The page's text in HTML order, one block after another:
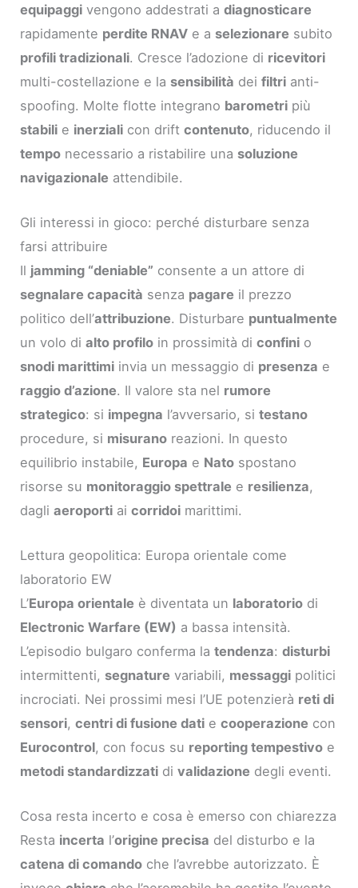
equipaggi vengono addestrati adiagnosticare
rapidamente perdite RNAV e a selezionare subito
profili tradizionali. Cresce l’adozione di ricevitori
multi-costellazione e la sensibilità deifiltri anti-
spoofing. Molte flotte integrano barometri più
stabili e inerziali con driftcontenuto, riducendo il
tempo necessario a ristabilire una soluzione
navigazionale attendibile.
Gli interessi in gioco: perché disturbare senza
farsi attribuire
Il jamming “deniable” consente a un attore di
segnalare capacità senza pagare il prezzo
politico dell’attribuzione. Disturbare puntualmente
un volo dialto profilo in prossimità diconfini o
snodi marittimi invia un messaggio di presenza e
raggio d’azione. Il valore sta nel rumore
strategico: si impegna l’avversario, sitestano
procedure, si misurano reazioni. In questo
equilibrio instabile, Europa e Nato spostano
risorse su monitoraggio spettrale e resilienza,
dagliaeroporti aicorridoi marittimi.
Lettura geopolitica: Europa orientale come
laboratorio EW
L’Europa orientale è diventata un laboratorio di
Electronic Warfare (EW) a bassa intensità.
L’episodio bulgaro conferma latendenza:disturbi
intermittenti, segnature variabili, messaggi politici
incrociati. Nei prossimi mesi l’UE potenzierà reti di
sensori,centri di fusione dati ecooperazione con
Eurocontrol, con focus su reporting tempestivo e
metodi standardizzati divalidazione degli eventi.
Cosa resta incerto e cosa è emerso con chiarezza
Resta incerta l’origine precisa del disturbo e la
catena di comando che l’avrebbe autorizzato. È